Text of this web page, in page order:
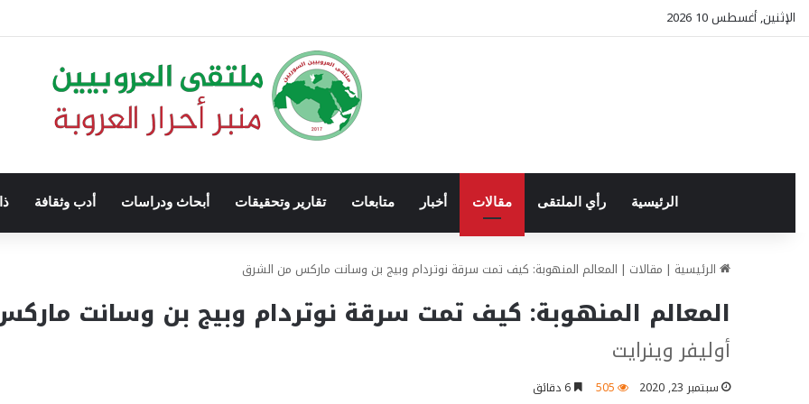
الإثنين, أغسطس 10 2026
الرئيسية رأي الملتقى مقالات أخبار متابعات تقارير وتحقيقات أبحاث ودراسات أدب وثقافة
الرئيسية | مقالات | المعالم المنهوبة: كيف تمت سرقة نوتردام وبيج بن وسانت ماركس من الشرق
المعالم المنهوبة: كيف تمت سرقة نوتردام وبيج بن وسانت
أوليفر وينرايت
سبتمبر 23, 2020 505